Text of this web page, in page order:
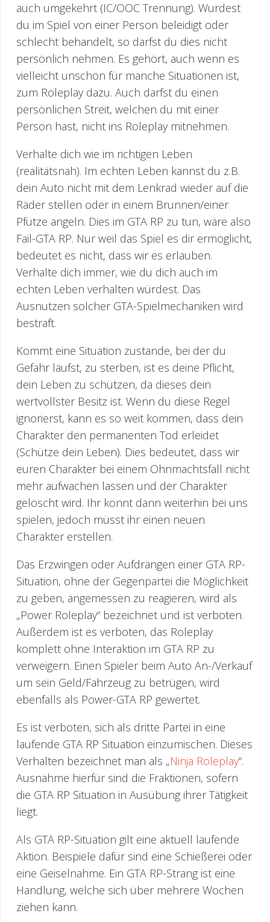
auch umgekehrt (IC/OOC Trennung). Wurdest
du im Spiel von einer Person beleidigt oder
schlecht behandelt, so darfst du dies nicht
persönlich nehmen. Es gehört, auch wenn es
vielleicht unschön für manche Situationen ist,
zum Roleplay dazu. Auch darfst du einen
persönlichen Streit, welchen du mit einer
Person hast, nicht ins Roleplay mitnehmen.
Verhalte dich wie im richtigen Leben
(realitätsnah). Im echten Leben kannst du z.B.
dein Auto nicht mit dem Lenkrad wieder auf die
Räder stellen oder in einem Brunnen/einer
Pfütze angeln. Dies im GTA RP zu tun, wäre also
Fail-GTA RP. Nur weil das Spiel es dir ermöglicht,
bedeutet es nicht, dass wir es erlauben.
Verhalte dich immer, wie du dich auch im
echten Leben verhalten würdest. Das
Ausnutzen solcher GTA-Spielmechaniken wird
bestraft.
Kommt eine Situation zustande, bei der du
Gefahr läufst, zu sterben, ist es deine Pflicht,
dein Leben zu schützen, da dieses dein
wertvollster Besitz ist. Wenn du diese Regel
ignorierst, kann es so weit kommen, dass dein
Charakter den permanenten Tod erleidet
(Schütze dein Leben). Dies bedeutet, dass wir
euren Charakter bei einem Ohnmachtsfall nicht
mehr aufwachen lassen und der Charakter
gelöscht wird. Ihr könnt dann weiterhin bei uns
spielen, jedoch müsst ihr einen neuen
Charakter erstellen.
Das Erzwingen oder Aufdrängen einer GTA RP-
Situation, ohne der Gegenpartei die Möglichkeit
zu geben, angemessen zu reagieren, wird als
„Power Roleplay“ bezeichnet und ist verboten.
Außerdem ist es verboten, das Roleplay
komplett ohne Interaktion im GTA RP zu
verweigern. Einen Spieler beim Auto An-/Verkauf
um sein Geld/Fahrzeug zu betrügen, wird
ebenfalls als Power-GTA RP gewertet.
Es ist verboten, sich als dritte Partei in eine
laufende GTA RP Situation einzumischen. Dieses
Verhalten bezeichnet man als „Ninja Roleplay“.
Ausnahme hierfür sind die Fraktionen, sofern
die GTA RP Situation in Ausübung ihrer Tätigkeit
liegt.
Als GTA RP-Situation gilt eine aktuell laufende
Aktion. Beispiele dafür sind eine Schießerei oder
eine Geiselnahme. Ein GTA RP-Strang ist eine
Handlung, welche sich über mehrere Wochen
ziehen kann.